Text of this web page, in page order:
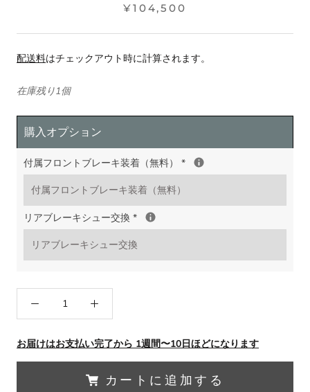
¥104,500
配送料はチェックアウト時に計算されます。
在庫残り1個
購入オプション
付属フロントブレーキ装着（無料） *
リアブレーキシュー交換 *
お届けはお支払い完了から 1週間〜10日ほどになります
カートに追加する